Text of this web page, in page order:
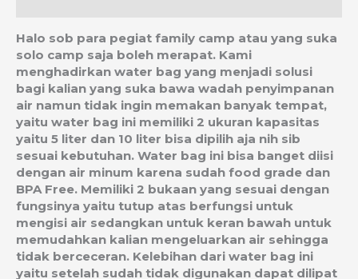
Halo sob para pegiat family camp atau yang suka
solo camp saja boleh merapat. Kami
menghadirkan water bag yang menjadi solusi
bagi kalian yang suka bawa wadah penyimpanan
air namun tidak ingin memakan banyak tempat,
yaitu water bag ini memiliki 2 ukuran kapasitas
yaitu 5 liter dan 10 liter bisa dipilih aja nih sib
sesuai kebutuhan. Water bag ini bisa banget diisi
dengan air minum karena sudah food grade dan
BPA Free. Memiliki 2 bukaan yang sesuai dengan
fungsinya yaitu tutup atas berfungsi untuk
mengisi air sedangkan untuk keran bawah untuk
memudahkan kalian mengeluarkan air sehingga
tidak berceceran. Kelebihan dari water bag ini
yaitu setelah sudah tidak digunakan dapat dilipat